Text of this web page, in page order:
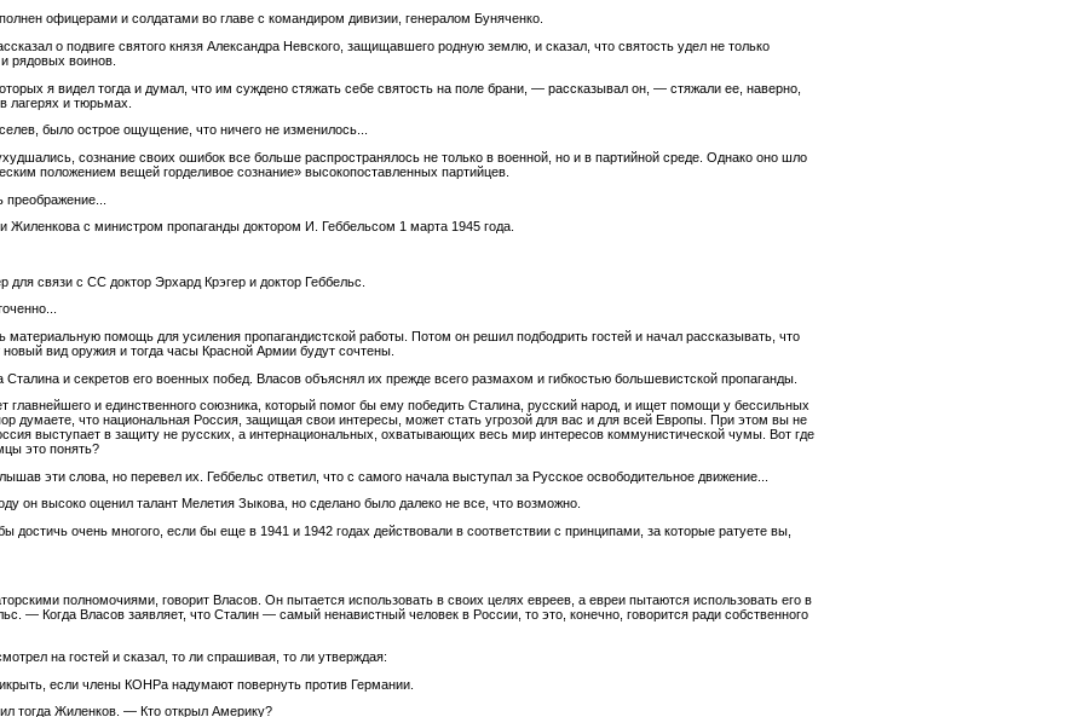
офицерами и солдатами во главе с командиром дивизии, генералом Буняченко.
о подвиге святого князя Александра Невского, защищавшего родную землю, и сказал, что святость удел не только
рядовых воинов.
я видел тогда и думал, что им суждено стяжать себе святость на поле брани, — рассказывал он, — стяжали ее, наверно,
лагерях и тюрьмах.
было острое ощущение, что ничего не изменилось...
сознание своих ошибок все больше распространялось не только в военной, но и в партийной среде. Однако оно шло
положением вещей горделивое сознание» высокопоставленных партийцев.
с министром пропаганды доктором И. Геббельсом 1 марта 1945 года.
связи с СС доктор Эрхард Крэгер и доктор Геббельс.
материальную помощь для усиления пропагандистской работы. Потом он решил подбодрить гостей и начал рассказывать, что
вид оружия и тогда часы Красной Армии будут сочтены.
и секретов его военных побед. Власов объяснял их прежде всего размахом и гибкостью большевистской пропаганды.
главнейшего и единственного союзника, который помог бы ему победить Сталина, русский народ, и ищет помощи у бессильных
думаете, что национальная Россия, защищая свои интересы, может стать угрозой для вас и для всей Европы. При этом вы не
выступает в защиту не русских, а интернациональных, охватывающих весь мир интересов коммунистической чумы. Вот где
это понять?
эти слова, но перевел их. Геббельс ответил, что с самого начала выступал за Русское освободительное движение...
он высоко оценил талант Мелетия Зыкова, но сделано было далеко не все, что возможно.
очень многого, если бы еще в 1941 и 1942 годах действовали в соответствии с принципами, за которые ратуете вы,
полномочиями, говорит Власов. Он пытается использовать в своих целях евреев, а евреи пытаются использовать его в
— Когда Власов заявляет, что Сталин — самый ненавистный человек в России, то это, конечно, говорится ради собственного
на гостей и сказал, то ли спрашивая, то ли утверждая:
если члены КОНРа надумают повернуть против Германии.
тогда Жиленков. — Кто открыл Америку?